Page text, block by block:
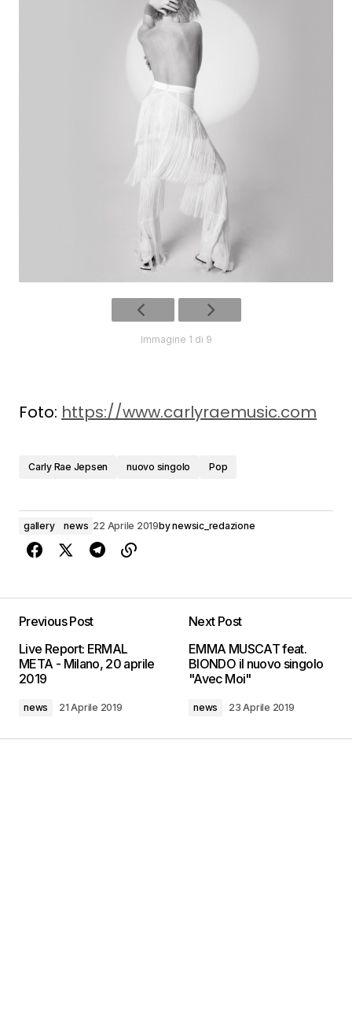
Immagine 1 di 9
Foto: https://www.carlyraemusic.com
Carly Rae Jepsen nuovo singolo Pop
gallery news 22 Aprile 2019bynewsic_redazione
Previous Post
Live Report: ERMAL
META - Milano, 20 aprile
2019
news 21 Aprile 2019
Next Post
EMMA MUSCAT feat.
BIONDO il nuovo singolo
"Avec Moi"
news 23 Aprile 2019